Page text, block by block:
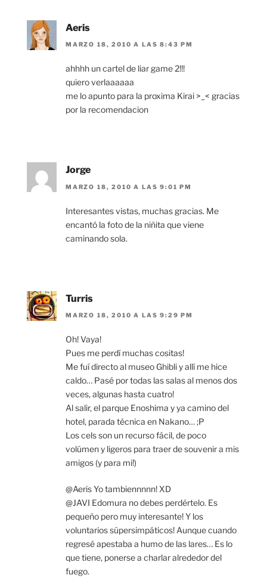
Aeris
MARZO 18, 2010 A LAS 8:43 PM
ahhhh un cartel de liar game 2!!!
quiero verlaaaaaa
me lo apunto para la proxima Kirai >_< gracias
por la recomendacion
Jorge
MARZO 18, 2010 A LAS 9:01 PM
Interesantes vistas, muchas gracias. Me
encantó la foto de la niñita que viene
caminando sola.
Turris
MARZO 18, 2010 A LAS 9:29 PM
Oh! Vaya!
Pues me perdí muchas cositas!
Me fuí directo al museo Ghibli y allí me hice
caldo… Pasé por todas las salas al menos dos
veces, algunas hasta cuatro!
Al salir, el parque Enoshima y ya camino del
hotel, parada técnica en Nakano… ;P
Los cels son un recurso fácil, de poco
volúmen y ligeros para traer de souvenir a mis
amigos (y para mi!)
@Aeris Yo tambiennnnn! XD
@JAVI Edomura no debes perdértelo. Es
pequeño pero muy interesante! Y los
voluntarios súpersimpáticos! Aunque cuando
regresé apestaba a humo de las lares… Es lo
que tiene, ponerse a charlar alrededor del
fuego.